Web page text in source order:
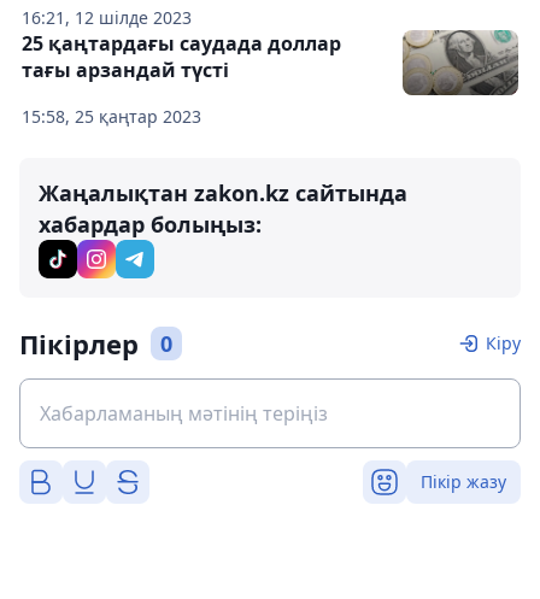
16:21, 12 шілде 2023
15:58, 25 қаңтар 2023
25 қаңтардағы саудада доллар
тағы арзандай түсті
Жаңалықтан zakon.kz сайтында
хабардар болыңыз:
Пікірлер 0 Кіру
Пікір жазу